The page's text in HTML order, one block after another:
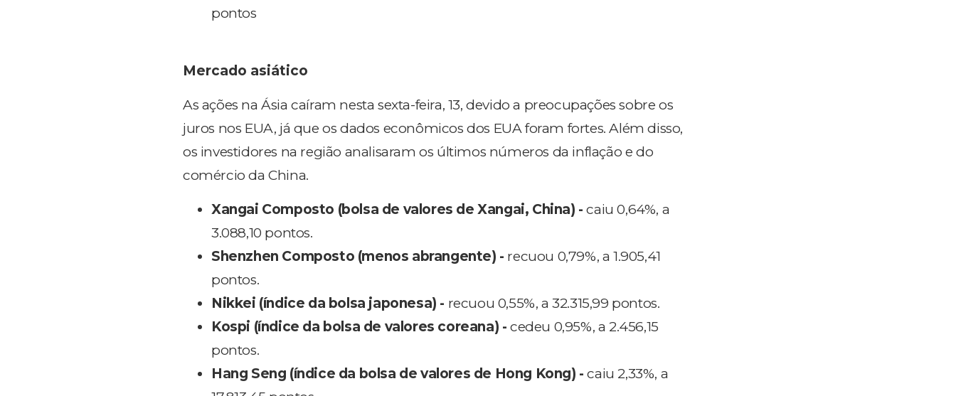
pontos
Mercado asiático
As ações na Ásia caíram nesta sexta-feira, 13, devido a preocupações sobre os
juros nos EUA, já que os dados econômicos dos EUA foram fortes. Além disso,
os investidores na região analisaram os últimos números da inflação e do
comércio da China.
Xangai Composto (bolsa de valores de Xangai, China) - caiu 0,64%, a
3.088,10 pontos.
Shenzhen Composto (menos abrangente) - recuou 0,79%, a 1.905,41
pontos.
Nikkei (índice da bolsa japonesa) - recuou 0,55%, a 32.315,99 pontos.
Kospi (índice da bolsa de valores coreana) - cedeu 0,95%, a 2.456,15
pontos.
Hang Seng (índice da bolsa de valores de Hong Kong) -caiu 2,33%, a